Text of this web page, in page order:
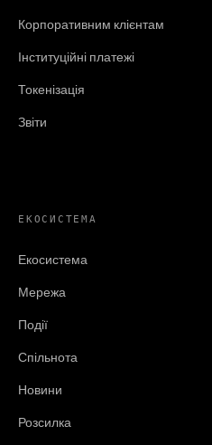
Корпоративним клієнтам
Інституційні платежі
Токенізація
Звіти
ЕКОСИСТЕМА
Екосистема
Мережа
Події
Спільнота
Новини
Розсилка